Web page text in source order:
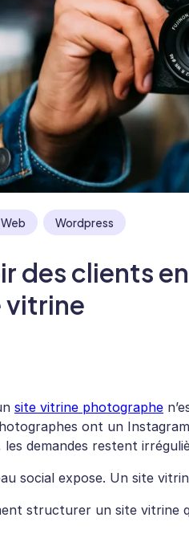
Web Wordpress
des clients
vitrine
site vitrine photographe
ont un
demandes restent
social expose. Un site
structurer un site vitrine